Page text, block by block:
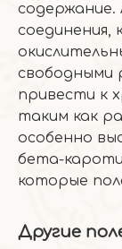
свободными
привести к
таким как
особенно
бета-
которые
Другие